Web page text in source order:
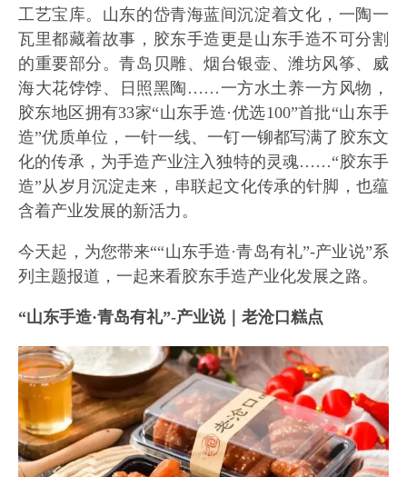
工艺宝库。山东的岱青海蓝间沉淀着文化，一陶一
瓦里都藏着故事，胶东手造更是山东手造不可分割
的重要部分。青岛贝雕、烟台银壶、潍坊风筝、威
海大花饽饽、日照黑陶……一方水土养一方风物，
胶东地区拥有33家“山东手造·优选100”首批“山东手
造”优质单位，一针一线、一钉一铆都写满了胶东文
化的传承，为手造产业注入独特的灵魂……“胶东手
造”从岁月沉淀走来，串联起文化传承的针脚，也蕴
含着产业发展的新活力。
今天起，为您带来““山东手造·青岛有礼”-产业说”系
列主题报道，一起来看胶东手造产业化发展之路。
“山东手造·青岛有礼”-产业说｜老沧口糕点